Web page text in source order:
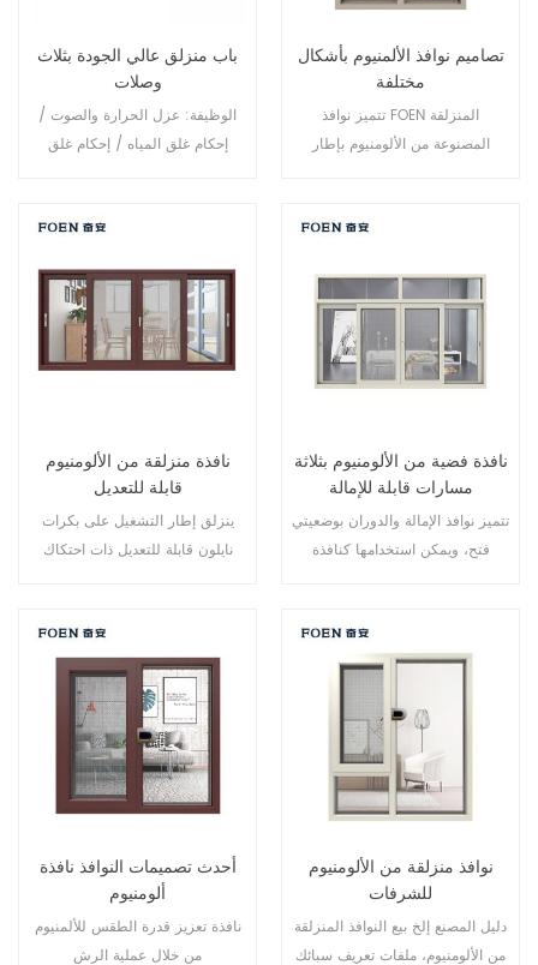
باب منزلق عالي الجودة بثلاث
وصلات
الوظيفة: عزل الحرارة والصوت /
إحكام غلق المياه / إحكام غلق
تصاميم نوافذ الألمنيوم بأشكال
مختلفة
تتميز نوافذ FOEN المنزلقة
المصنوعة من الألومنيوم بإطار
ولأن الإطار لا ينفتح للخارج، فهو
الممرات أو الشرفات أو الأسطح،
وهي نافذتنا المنزلقة القابلة
للتخصيص بالكامل.
نافذة منزلقة من الألومنيوم
قابلة للتعديل
ينزلق إطار التشغيل على بكرات
نايلون قابلة للتعديل ذات احتكاك
وإغلاق سلسة. النوافذ المنزلقة
محكمة الغلق حول الإطار لمنع دخول
الغبار والماء، وتتميز بإطارات
نافذة فضية من الألومنيوم بثلاثة
مسارات قابلة للإمالة
تتميز نوافذ الإمالة والدوران بوضعيتي
فتح، ويمكن استخدامها كنافذة
وسهولة التنظيف، بينما تسمح فتحة
الإمالة بدخول الهواء في الأحوال
أحدث تصميمات النوافذ نافذة
ألومنيوم
نافذة تعزيز قدرة الطقس للألمنيوم
من خلال عملية الرش
نوافذ منزلقة من الألومنيوم
للشرفات
دليل المصنع إلخ بيع النوافذ المنزلقة
من الألومنيوم، ملفات تعريف سبائك